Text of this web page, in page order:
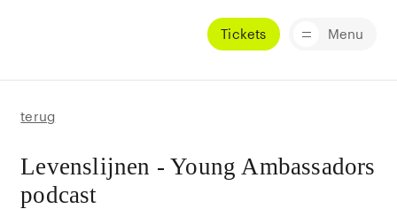
Tickets Menu
terug
Levenslijnen - Young Ambassadors
podcast